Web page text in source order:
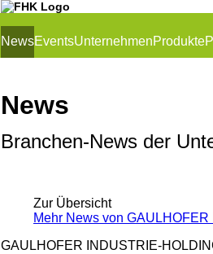
NewsEventsUnternehmenProdukte
News
Branchen-News der
Zur Übersicht
Mehr News von
GAULHOFER INDUSTRIE-